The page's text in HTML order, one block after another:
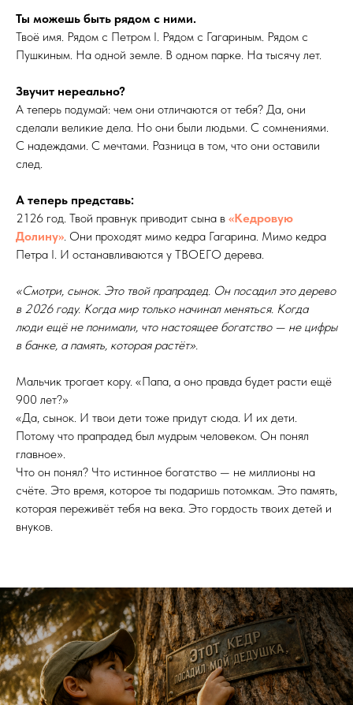
Ты можешь быть рядом с ними.
Твоё имя. Рядом с Петром I. Рядом с Гагариным. Рядом с
Пушкиным. На одной земле. В одном парке. На тысячу лет.
Звучит нереально?
А теперь подумай: чем они отличаются от тебя? Да, они
сделали великие дела. Но они были людьми. С сомнениями.
С надеждами. С мечтами. Разница в том, что они оставили
след.
А теперь представь:
2126 год. Твой правнук приводит сына в «Кедровую
Долину». Они проходят мимо кедра Гагарина. Мимо кедра
Петра I. И останавливаются у ТВОЕГО дерева.
«Смотри, сынок. Это твой прапрадед. Он посадил это дерево
в 2026 году. Когда мир только начинал меняться. Когда
люди ещё не понимали, что настоящее богатство — не цифры
в банке, а память, которая растёт».
Мальчик трогает кору. «Папа, а оно правда будет расти ещё
900 лет?»
«Да, сынок. И твои дети тоже придут сюда. И их дети.
Потому что прапрадед был мудрым человеком. Он понял
главное».
Что он понял? Что истинное богатство — не миллионы на
счёте. Это время, которое ты подаришь потомкам. Это память,
которая переживёт тебя на века. Это гордость твоих детей и
внуков.